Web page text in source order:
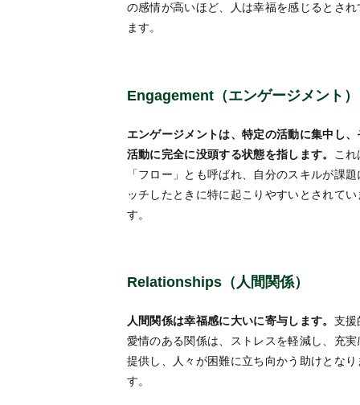
の感情が高いほど、人は幸福を感じるとされ
ます。
Engagement（エンゲージメント）
エンゲージメントは、特定の活動に集中し、
活動に完全に没頭する状態を指します。
これ
「フロー」とも呼ばれ、自分のスキルが課題
ッチしたときに特に起こりやすいとされてい
す。
Relationships（人間関係）
人間関係は幸福感に大いに寄与します。 支援
愛情のある関係は、ストレスを軽減し、充実
提供し、人々が困難に立ち向かう助けとなり
す。